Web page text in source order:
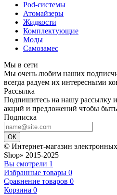
Pod-системы
Атомайзеры
Жидкости
Комплектующие
Моды
Самозамес
Мы в сети
Мы очень любим наших
всегда радуем их интересными
Рассылка
Подпишитесь на нашу рассылку
акций и предложений чтобы
Подписка
ОК
© Интернет-магазин
Shop» 2015-2025
Вы смотрели 1
Избранные товары 0
Сравнение товаров 0
Корзина 0